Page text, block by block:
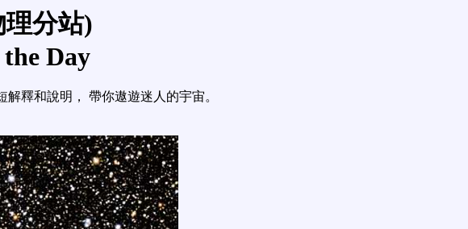
分站)
Day
釋和說明， 帶你遨遊迷人的宇宙。